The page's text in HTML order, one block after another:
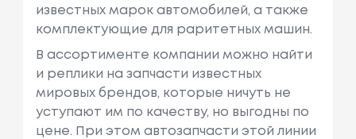
известных марок автомобилей, а также
комплектующие для раритетных машин.
В ассортименте компании можно найти
и реплики на запчасти известных
мировых брендов, которые ничуть не
уступают им по качеству, но выгодны по
цене. При этом автозапчасти этой линии